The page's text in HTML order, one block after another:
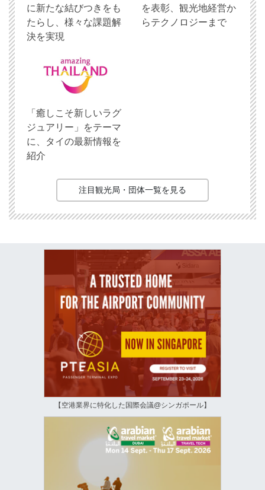
に新たな結びつきをも
たらし、様々な課題解
決を実現
を表彰、観光地経営か
らテクノロジーまで
「癒しこそ新しいラグ
ジュアリー」をテーマ
に、タイの最新情報を
紹介
注目観光局・団体一覧を見る
【空港業界に特化した国際会議@シンガポール】